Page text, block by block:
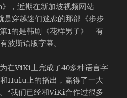
，近期在新加坡视频网站
穿越迷们迷恋的那部《步步
1的是韩剧《花样男子》—有
波斯语版字幕。
在ViKi上完成了40多种语言字
Hulu上的播出，赢得了一大
“我们已经和ViKi合作过很多